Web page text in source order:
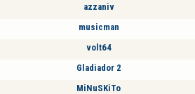
azzaniv
musicman
volt64
Gladiador 2
MiNuSKiTo